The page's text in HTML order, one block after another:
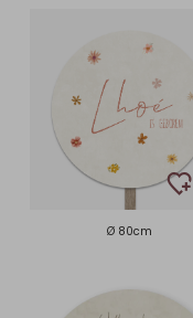
Ø 80cm